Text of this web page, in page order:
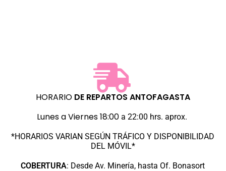
HORARIODE REPARTOS ANTOFAGASTA
Lunes a Viernes 18:00a 22:00 hrs. aprox.
*HORARIOS VARIAN SEGÚN TRÁFICO Y DISPONIBILIDAD
DEL MÓVIL*
COBERTURA: Desde Av. Minería, hasta Of. Bonasort